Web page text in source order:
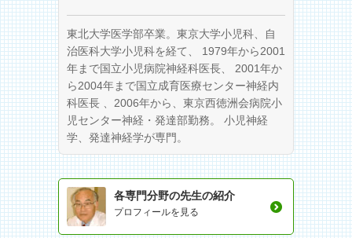
東北大学医学部卒業。東京大学小児科、自
治医科大学小児科を経て、 1979年から2001
年まで国立小児病院神経科医長、 2001年か
ら2004年まで国立成育医療センター神経内
科医長 、2006年から、東京西徳洲会病院小
児センター神経・発達部勤務。 小児神経
学、発達神経学が専門。
各専門分野の先生の紹介
プロフィールを見る